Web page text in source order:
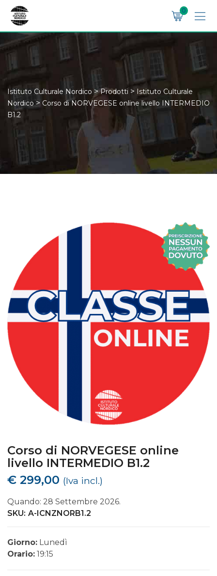
Skip
content
0
Istituto Culturale Nordico >Prodotti > Istituto Culturale
Nordico> Corso di NORVEGESE online livello INTERMEDIO
B1.2
Corso di NORVEGESE online
livello INTERMEDIO B1.2
€ 299,00 (Iva incl.)
Quando: 28 Settembre 2026.
SKU: A-ICNZNORB1.2
Giorno: Lunedì
Orario: 19:15